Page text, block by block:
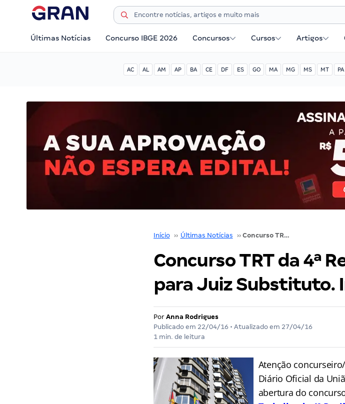
Últimas Notícias Concurso IBGE 2026 Concursos Cursos Artigos
AC AL AM AP BA CE DF ES GO MA MG MS MT PA
Início ›› Últimas Notícias ›› Concurso TRT da 4ª Região: Saiu o edital para Juiz Substituto. Inicial de R$ 27,5 mil!
Concurso TRT da 4ª
para Juiz Substituto.
Por Anna Rodrigues
Publicado em 22/04/16 • Atualizado em 27/04/16
1 min. de leitura
Atenção
Diário Oficial da
abertura do